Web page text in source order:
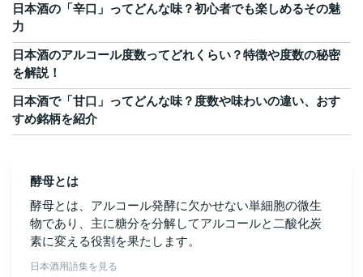
日本酒の「辛口」ってどんな味？初心者でも楽しめるその魅
力
日本酒のアルコール度数ってどれくらい？特徴や度数の秘密
を解説！
日本酒で「甘口」ってどんな味？度数や味わいの違い、おす
すめ銘柄を紹介
酵母とは
酵母とは、アルコール発酵に欠かせない単細胞の微生
物であり、主に糖分を分解してアルコールと二酸化炭
素に変える役割を果たします。
日本酒用語集を見る